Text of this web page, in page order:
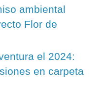
ambiental
Flor de
el 2024:
en carpeta